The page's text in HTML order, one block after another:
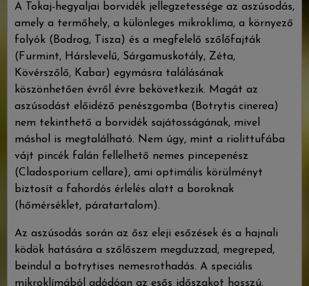
A Tokaj-hegyaljai borvidék jellegzetessége az aszúsodás,
amely a termőhely, a különleges mikroklíma, a környező
folyók (Bodrog, Tisza) és a megfelelő szőlőfajták
(Furmint, Hárslevelű, Sárgamuskotály, Zéta,
Kövérszőlő, Kabar) egymásra találásának
köszönhetően évről évre bekövetkezik. Magát az
aszúsodást előidéző penészgomba (Botrytis cinerea)
nem tekinthető a borvidék sajátosságának, mivel
máshol is megtalálható. Nem úgy, mint a riolittufába
vájt pincék falán fellelhető nemes pincepenész
(Cladosporium cellare), ami optimális körülményt
biztosít a fahordós érlelés alatt a boroknak
(hőmérséklet, páratartalom).
Az aszúsodás során az ősz eleji esőzések és a hajnali
ködök hatására a szőlőszem megduzzad, megreped,
beindul a botrytises nemesrothadás. A speciális
mikroklímából adódóan az esős időszakot hosszú,